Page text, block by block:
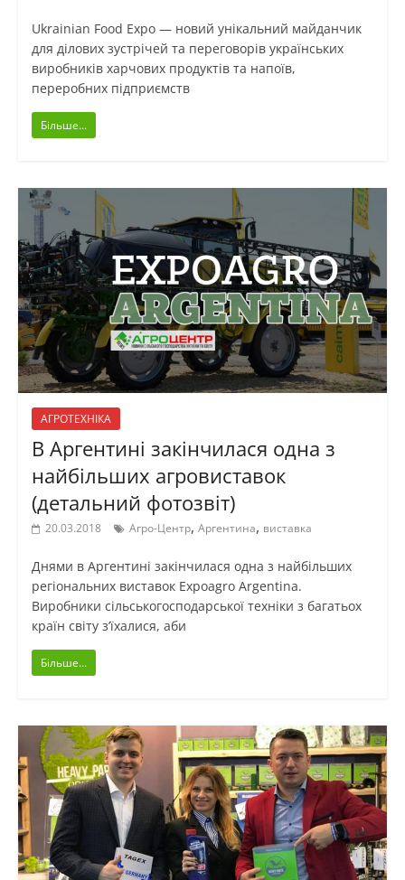
Ukrainian Food Expo — новий унікальний майданчик
для ділових зустрічей та переговорів українських
виробників харчових продуктів та напоїв,
переробних підприємств
Більше...
АГРОТЕХНІКА
В Аргентині закінчилася одна з
найбільших агровиставок
(детальний фотозвіт)
20.03.2018 Агро-Центр, Аргентина, виставка
Днями в Аргентині закінчилася одна з найбільших
регіональних виставок Expoagro Argentina.
Виробники сільськогосподарської техніки з багатьох
країн світу з’їхалися, аби
Більше...